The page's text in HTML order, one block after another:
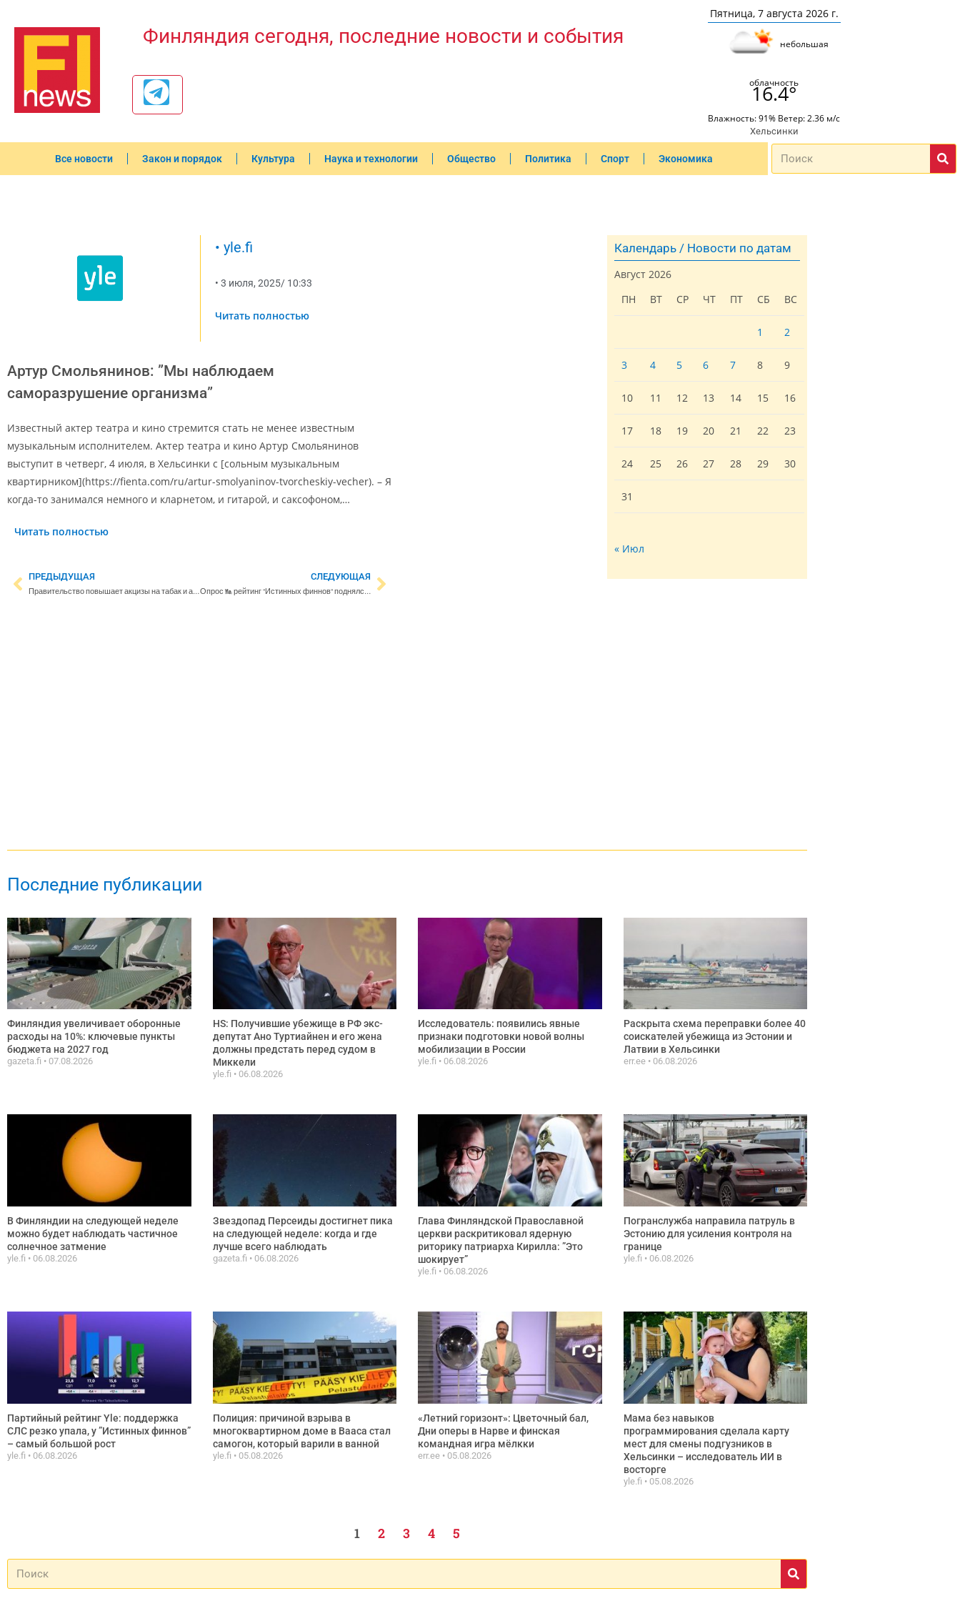
Финляндия сегодня, последние новости и события
Пятница, 7 августа 2026 г.
небольшая
облачность
16.4°
Влажность: 91% Ветер: 2.36 м/с
Хельсинки
Все новости Закон и порядок Культура Наука и технологии Общество Политика Спорт Экономика
• yle.fi
• 3 июля, 2025/ 10:33
Читать полностью
Артур Смольянинов: ”Мы наблюдаем
саморазрушение организма”
Известный актер театра и кино стремится стать не менее известным
музыкальным исполнителем. Актер театра и кино Артур Смольянинов
выступит в четверг, 4 июля, в Хельсинки с [сольным музыкальным
квартирником](https://fienta.com/ru/artur-smolyaninov-tvorcheskiy-vecher). – Я
когда-то занимался немного и кларнетом, и гитарой, и саксофоном,…
Читать полностью
ПРЕДЫДУЩАЯ
Правительство повышает акцизы на табак и алкоголь
СЛЕДУЮЩАЯ
Опрос Yle: рейтинг ”Истинных финнов” поднялся, поддержка ”Зеленых” снизилась
Календарь / Новости по датам
Август 2026
ПН
ВТ СР ЧТ ПТ СБ ВС
1 2
3 4 5 6 7 8 9
10 11 12 13 14 15 16
17 18 19 20 21 22 23
24 25 26 27 28 29 30
31
« Июл
Последние публикации
Финляндия увеличивает оборонные
расходы на 10%: ключевые пункты
бюджета на 2027 год
gazeta.fi 07.08.2026
HS: Получившие убежище в РФ экс-
депутат Ано Туртиайнен и его жена
должны предстать перед судом в
Миккели
yle.fi 06.08.2026
Исследователь: появились явные
признаки подготовки новой волны
мобилизации в России
yle.fi 06.08.2026
Раскрыта схема переправки более 40
соискателей убежища из Эстонии и
Латвии в Хельсинки
err.ee 06.08.2026
В Финляндии на следующей неделе
можно будет наблюдать частичное
солнечное затмение
yle.fi 06.08.2026
Звездопад Персеиды достигнет пика
на следующей неделе: когда и где
лучше всего наблюдать
gazeta.fi 06.08.2026
Глава Финляндской Православной
церкви раскритиковал ядерную
риторику патриарха Кирилла: ”Это
шокирует”
yle.fi 06.08.2026
Погранслужба направила патруль в
Эстонию для усиления контроля на
границе
yle.fi 06.08.2026
Партийный рейтинг Yle: поддержка
СЛС резко упала, у ”Истинных финнов”
– самый большой рост
yle.fi 06.08.2026
Полиция: причиной взрыва в
многоквартирном доме в Вааса стал
самогон, который варили в ванной
yle.fi 05.08.2026
«Летний горизонт»: Цветочный бал,
Дни оперы в Нарве и финская
командная игра мёлкки
err.ee 05.08.2026
Мама без навыков
программирования сделала карту
мест для смены подгузников в
Хельсинки – исследователь ИИ в
восторге
yle.fi 05.08.2026
1 2 3 4 5